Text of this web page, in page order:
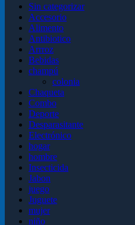
Sin categorizar
Accesorio
Alimento
Antibiotico
Arrroz
Bebidas
champú
colonia
Chaqueta
Combo
Deporte
Desparasitante
Electrónico
hogar
hombre
Insecticida
Jabon
juego
Juguete
mujer
niño